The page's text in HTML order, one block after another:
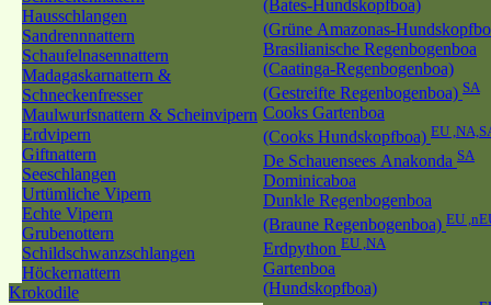
Hausschlangen
Sandrennnattern
Schaufelnasennattern
Madagaskarnattern &
Schneckenfresser
Maulwurfsnattern & Scheinvipern
Erdvipern
Giftnattern
Seeschlangen
Urtümliche Vipern
Echte Vipern
Grubenottern
Schildschwanzschlangen
Höckernattern
Krokodile
(Bates-Hundskopfboa)
(Grüne Amazonas-
Brasilianische Regenbogenboa
(Caatinga-Regenbogenboa)
(Gestreifte Regenbogenboa) SA
Cooks Gartenboa
(Cooks Hundskopfboa) EU
De Schauensees Anakonda SA
Dominicaboa
Dunkle Regenbogenboa
(Braune Regenbogenboa) EU
Erdpython EU ,NA
Gartenboa
(Hundskopfboa)